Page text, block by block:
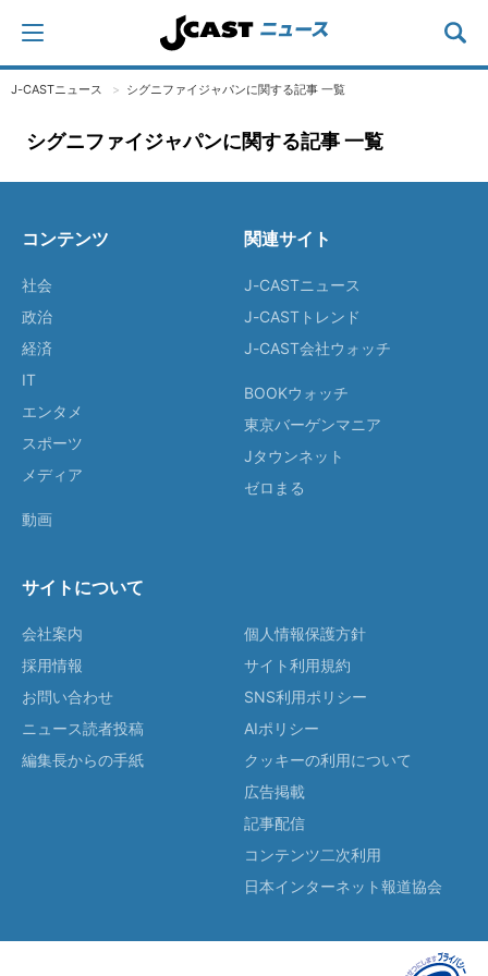
J-CASTニュース シグニファイジャパンに関する記事 一覧
シグニファイジャパンに関する記事 一覧
コンテンツ
社会
政治
経済
IT
エンタメ
スポーツ
メディア
動画
関連サイト
J-CASTニュース
J-CASTトレンド
J-CAST会社ウォッチ
BOOKウォッチ
東京バーゲンマニア
Jタウンネット
ゼロまる
サイトについて
会社案内
採用情報
お問い合わせ
ニュース読者投稿
編集長からの手紙
個人情報保護方針
サイト利用規約
SNS利用ポリシー
AIポリシー
クッキーの利用について
広告掲載
記事配信
コンテンツ二次利用
日本インターネット報道協会